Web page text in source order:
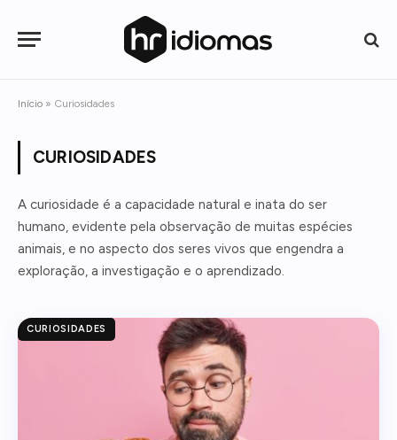
Início » Curiosidades
CURIOSIDADES
A curiosidade é a capacidade natural e inata do ser
humano, evidente pela observação de muitas espécies
animais, e no aspecto dos seres vivos que engendra a
exploração, a investigação e o aprendizado.
CURIOSIDADES